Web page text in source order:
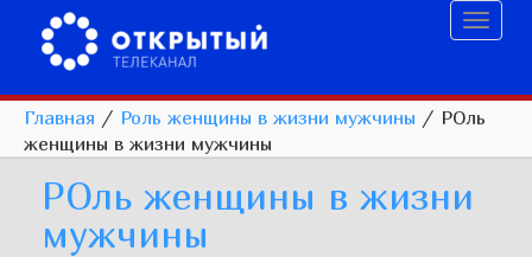
Главная / Роль женщины в жизни мужчины / РОль
женщины в жизни мужчины
РОль женщины в жизни
мужчины